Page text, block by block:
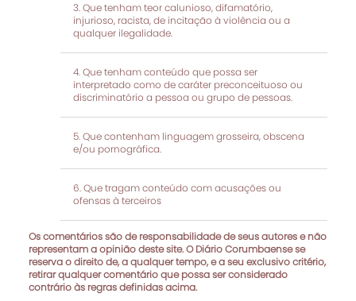
Que tenham teor calunioso, difamatório,
injurioso, racista, de incitação à violência ou a
qualquer ilegalidade.
Que tenham conteúdo que possa ser
interpretado como de caráter preconceituoso ou
discriminatório a pessoa ou grupo de pessoas.
Que contenham linguagem grosseira, obscena
e/ou pornográfica.
Que tragam conteúdo com acusações ou
ofensas à terceiros
Os comentários são de responsabilidade de seus autores e não
representam a opinião deste site. O Diário Corumbaense se
reserva o direito de, a qualquer tempo, e a seu exclusivo critério,
retirar qualquer comentário que possa ser considerado
contrário às regras definidas acima.